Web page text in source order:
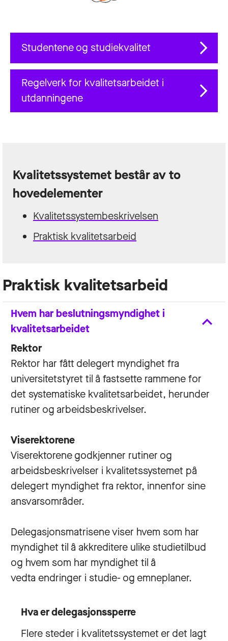
Studentene og studiekvalitet
Regelverk for kvalitetsarbeidet i
utdanningene
Kvalitetssystemet består av to
hovedelementer
Kvalitetssystembeskrivelsen
Praktisk kvalitetsarbeid
Praktisk kvalitetsarbeid
Hvem har beslutningsmyndighet i
kvalitetsarbeidet
Rektor
Rektor har fått delegert myndighet fra
universitetstyret til å fastsette rammene for
det systematiske kvalitetsarbeidet, herunder
rutiner og arbeidsbeskrivelser.
Viserektorene
Viserektorene godkjenner rutiner og
arbeidsbeskrivelser i kvalitetssystemet på
delegert myndighet fra rektor, innenfor sine
ansvarsområder.
Delegasjonsmatrisene viser hvem som har
myndighet til å akkreditere ulike studietilbud
og hvem som har myndighet til å
vedta endringer i studie- og emneplaner.
Hva er delegasjonssperre
Flere steder i kvalitetssystemet er det lagt